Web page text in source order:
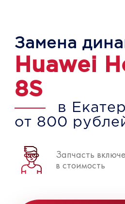
Замена
Huawei
8S
в
от 800
Запчасть
в стоимость